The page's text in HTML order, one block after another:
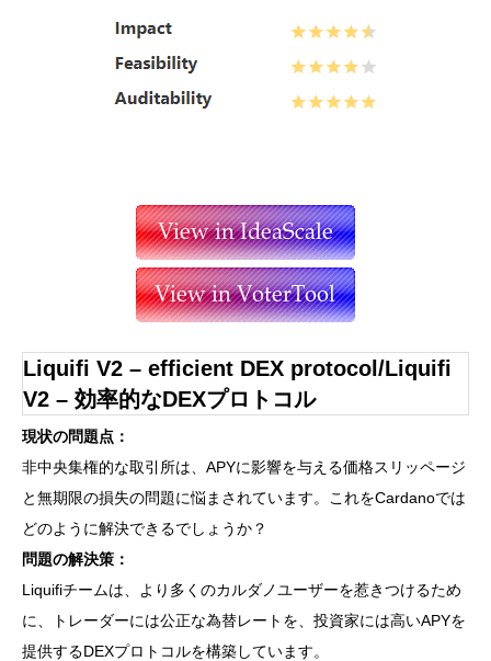
Liquifi V2 – efficient DEX protocol/Liquifi
V2 – 効率的なDEXプロトコル
現状の問題点：
非中央集権的な取引所は、APYに影響を与える価格スリッページ
と無期限の損失の問題に悩まされています。これをCardanoでは
どのように解決できるでしょうか？
問題の解決策：
Liquifiチームは、より多くのカルダノユーザーを惹きつけるため
に、トレーダーには公正な為替レートを、投資家には高いAPYを
提供するDEXプロトコルを構築しています。